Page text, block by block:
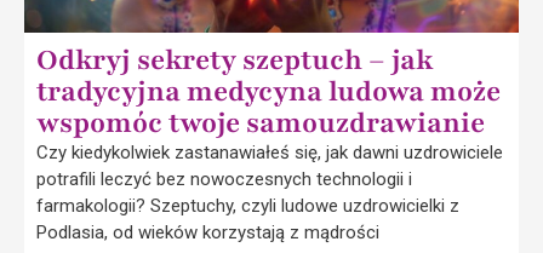
Odkryj sekrety szeptuch – jak
tradycyjna medycyna ludowa może
wspomóc twoje samouzdrawianie
Czy kiedykolwiek zastanawiałeś się, jak dawni uzdrowiciele
potrafili leczyć bez nowoczesnych technologii i
farmakologii? Szeptuchy, czyli ludowe uzdrowicielki z
Podlasia, od wieków korzystają z mądrości